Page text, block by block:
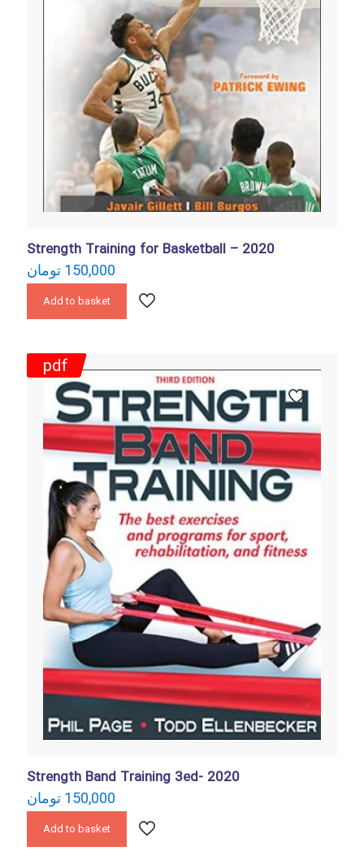
Strength Training for Basketball – 2020
150,000 تومان
Add to basket
Strength Band Training 3ed- 2020
150,000 تومان
Add to basket
pdf